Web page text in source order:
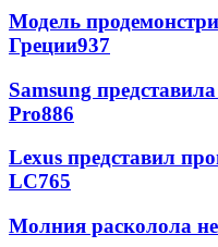
Модель
Греции937
Samsung
Pro886
Lexus представил
LC765
Молния расколола